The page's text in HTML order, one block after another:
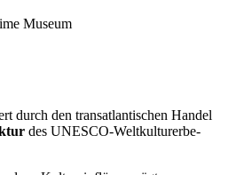
Museum
durch den transatlantischen Handel
des UNESCO-Weltkulturerbe-